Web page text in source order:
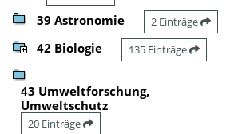
39 Astronomie 2 Einträge
42 Biologie 135 Einträge
43 Umweltforschung,
Umweltschutz
20 Einträge